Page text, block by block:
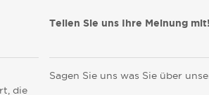
die
Teilen Sie uns Ihre Meinung mit!
Sagen Sie uns was Sie über